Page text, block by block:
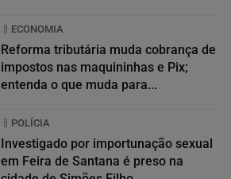
ECONOMIA
Reforma tributária muda cobrança de
impostos nas maquininhas e Pix;
entenda o que muda para...
POLÍCIA
Investigado por importunação sexual
em Feira de Santana é preso na